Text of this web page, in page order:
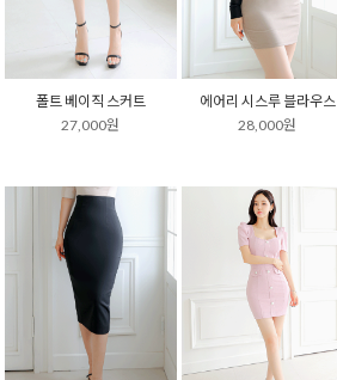
폴트 베이직 스커트
27,000원
에어리 시스루 블라우스
28,000원